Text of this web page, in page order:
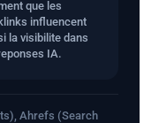
que les
influencent
la visibilite dans
IA.
Ahrefs (Search